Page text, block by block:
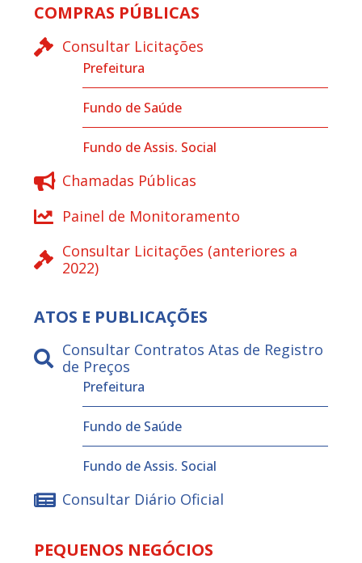
COMPRAS PÚBLICAS
Consultar Licitações
Prefeitura
Fundo de Saúde
Fundo de Assis. Social
Chamadas Públicas
Painel de Monitoramento
Consultar Licitações (anteriores a
2022)
ATOS E PUBLICAÇÕES
Consultar Contratos Atas de Registro
de Preços
Prefeitura
Fundo de Saúde
Fundo de Assis. Social
Consultar Diário Oficial
PEQUENOS NEGÓCIOS